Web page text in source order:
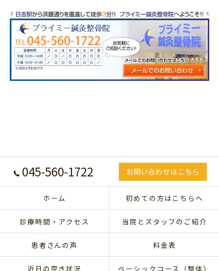
045-560-1722 お問い合わせはこちら
ホーム 初めての方はこちらへ
診療時間・アクセス 当院とスタッフのご紹介
患者さんの声 料金表
近日の空き状況 ベーシックコース（整体）